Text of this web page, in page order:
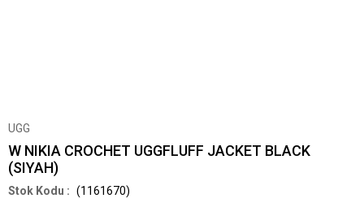
UGG
W NIKIA CROCHET UGGFLUFF JACKET BLACK
(SIYAH)
(1161670)